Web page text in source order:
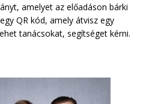
amelyet az előadáson bárki
QR kód, amely átvisz egy
tanácsokat, segítséget kérni.